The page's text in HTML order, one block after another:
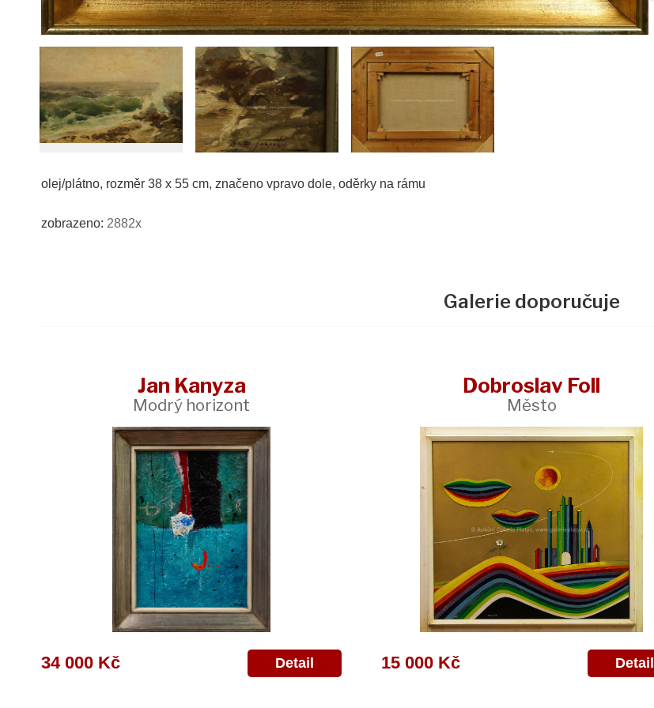
olej/plátno, rozměr 38 x 55 cm, značeno vpravo dole, oděrky na rámu
zobrazeno: 2882x
Galerie doporučuje
Jan Kanyza
Modrý horizont
34 000 Kč Detail
Dobroslav Foll
Město
15 000 Kč Detail